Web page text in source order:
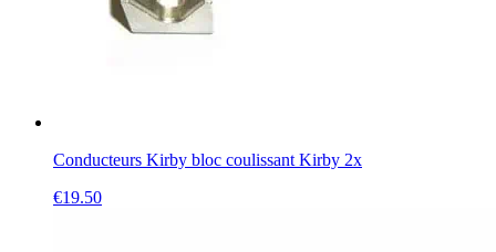
Conducteurs Kirby bloc coulissant Kirby 2x
€19.50